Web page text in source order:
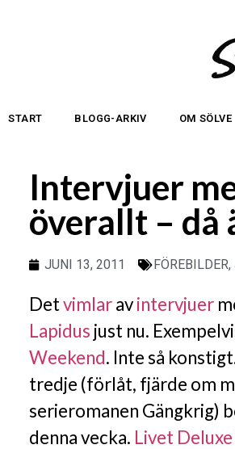
START BLOGG-ARKIV OM SÖLVE
Intervjuer
överallt – då
JUNI 13, 2011 FÖREBILDER,
Detvimlaravintervjuer
Lapidus just nu.
Weekend. Inte så
tredje (förlåt, fjärde om
serieromanen Gängkrig)
denna vecka. Livet Deluxe